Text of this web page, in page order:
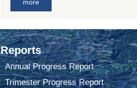
more
Reports
Annual Progress Report
Trimester Progress Report